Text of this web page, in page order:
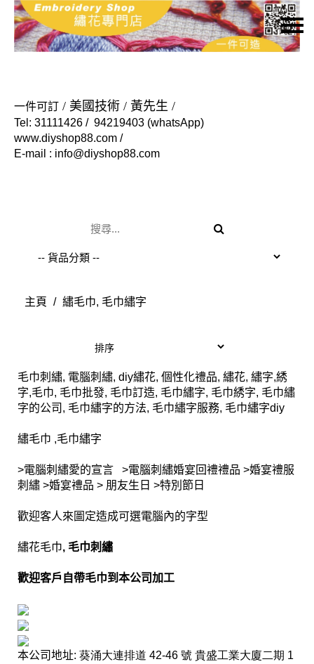
一件可訂 / 美國技術 / 黃先生 /
Tel: 31111426 / 94219403 (whatsApp)
www.diyshop88.com /
E-mail : info@diyshop88.com
主頁
特價貨品
貨品分類
商店資訊
語言
主頁 / 繡毛巾, 毛巾繡字
毛巾刺繡, 電腦刺繡, diy繡花, 個性化禮品, 繡花, 繡字,綉
字,毛巾, 毛巾批發, 毛巾訂造, 毛巾繡字, 毛巾綉字, 毛巾繡
字的公司, 毛巾繡字的方法, 毛巾繡字服務, 毛巾繡字diy
繡毛巾 ,毛巾繡字
>電腦刺繡愛的宣言 >電腦刺繡婚宴回禮禮品 >婚宴禮服
刺繡 >婚宴禮品 > 朋友生日 >特別節日
歡迎客人來圖定造成可選電腦內的字型
繡花毛巾, 毛巾刺繡
歡迎客戶自帶毛巾到本公司加工
本公司地址: 葵涌大連排道 42-46 號 貴盛工業大廈二期 1